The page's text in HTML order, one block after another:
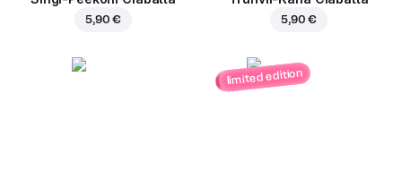
5,90 € 5,90 €
limited edition